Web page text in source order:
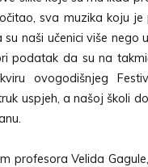
sva muzika koju je
su naši učenici više nego
podatak da su na
ovogodišnjeg
uspjeh, a našoj školi
profesora Velida